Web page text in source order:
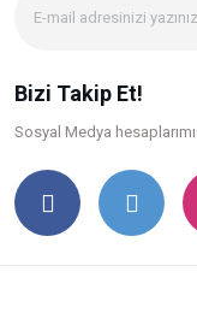
Bizi Takip Et!
Sosyal Medya